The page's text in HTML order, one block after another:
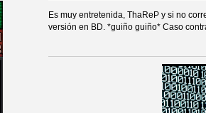
Es muy entretenida, ThaReP y si no
versión en BD. *guiño guiño* Caso